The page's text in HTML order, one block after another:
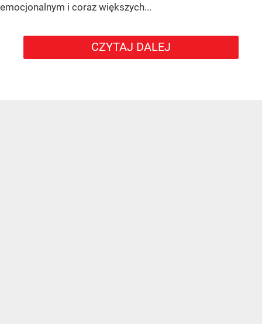
emocjonalnym i coraz większych...
CZYTAJ DALEJ